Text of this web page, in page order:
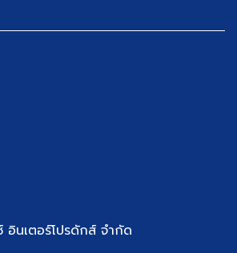
อินเตอร์โปรดักส์ จำกัด